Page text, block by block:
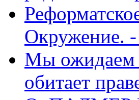
Окружение.
Мы ожидаем
обитает